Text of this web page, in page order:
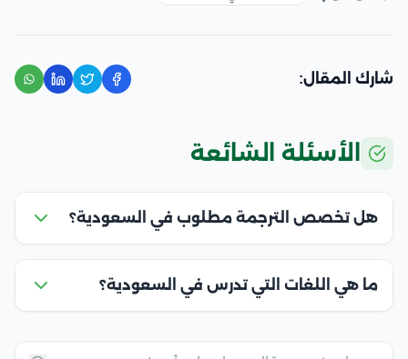
شارك المقال:
الأسئلة الشائعة
هل تخصص الترجمة مطلوب في السعودية؟
ما هي اللغات التي تدرس في السعودية؟